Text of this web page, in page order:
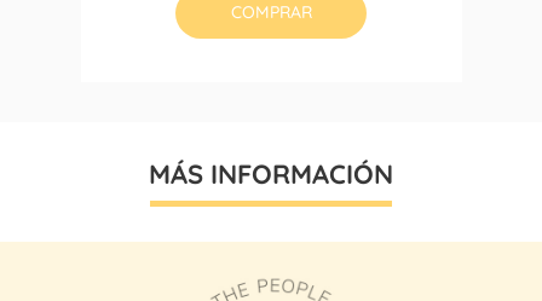
COMPRAR
MÁS INFORMACIÓN